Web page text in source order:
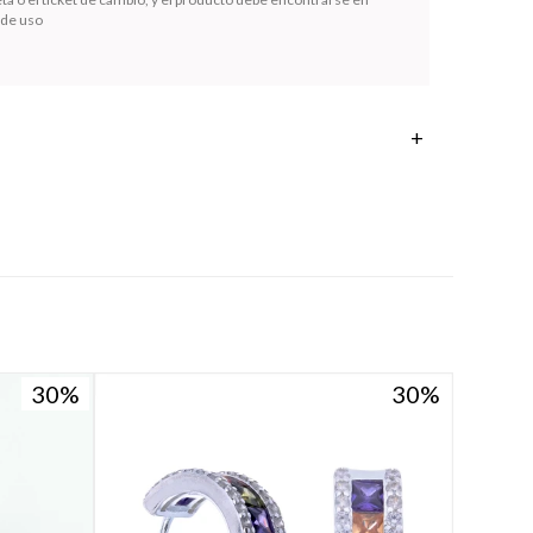
uso
30
30 30
30